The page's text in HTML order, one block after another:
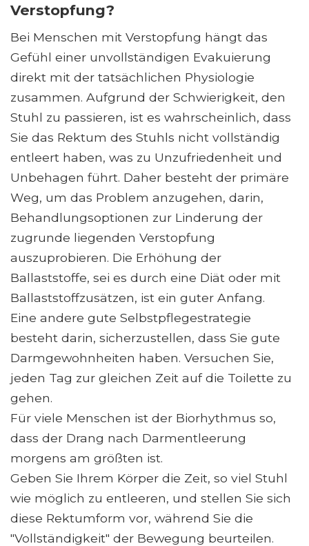
Verstopfung?
Bei Menschen mit Verstopfung hängt das
Gefühl einer unvollständigen Evakuierung
direkt mit der tatsächlichen Physiologie
zusammen. Aufgrund der Schwierigkeit, den
Stuhl zu passieren, ist es wahrscheinlich, dass
Sie das Rektum des Stuhls nicht vollständig
entleert haben, was zu Unzufriedenheit und
Unbehagen führt. Daher besteht der primäre
Weg, um das Problem anzugehen, darin,
Behandlungsoptionen zur Linderung der
zugrunde liegenden Verstopfung
auszuprobieren. Die Erhöhung der
Ballaststoffe, sei es durch eine Diät oder mit
Ballaststoffzusätzen, ist ein guter Anfang.
Eine andere gute Selbstpflegestrategie
besteht darin, sicherzustellen, dass Sie gute
Darmgewohnheiten haben. Versuchen Sie,
jeden Tag zur gleichen Zeit auf die Toilette zu
gehen.
Für viele Menschen ist der Biorhythmus so,
dass der Drang nach Darmentleerung
morgens am größten ist.
Geben Sie Ihrem Körper die Zeit, so viel Stuhl
wie möglich zu entleeren, und stellen Sie sich
diese Rektumform vor, während Sie die
"Vollständigkeit" der Bewegung beurteilen.